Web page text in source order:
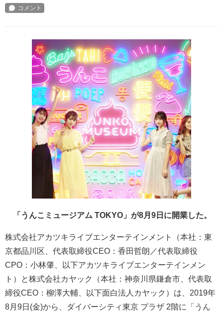
「うんこミュージアム TOKYO」が8月9日に開業した。
株式会社アカツキライブエンターテインメント（本社：東
京都品川区、代表取締役CEO：香田哲朗／代表取締役
CPO：小林肇、以下アカツキライブエンターテインメン
ト）と株式会社カヤック（本社：神奈川県鎌倉市、代表取
締役CEO：柳澤大輔、以下面白法人カヤック）は、2019年
8月9日(金)から、ダイバーシティ東京 プラザ 2階に「うん